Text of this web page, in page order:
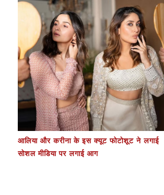
आलिया और करीना के इस क्यूट फोटोशूट ने लगाई
सोशल मीडिया पर लगाई आग